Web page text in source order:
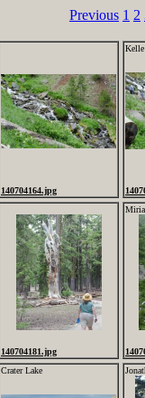
Previous 1 2
140704164.jpg
Kelle
140704181.jpg
Crater Lake